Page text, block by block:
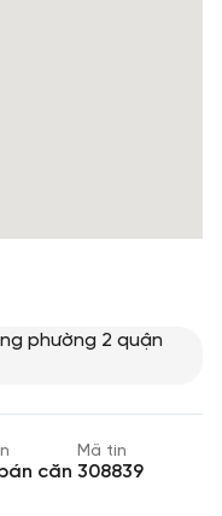
phường 2 quận
căn
Mã tin
308839